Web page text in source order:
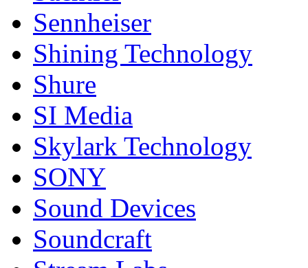
Sennheiser
Shining Technology
Shure
SI Media
Skylark Technology
SONY
Sound Devices
Soundcraft